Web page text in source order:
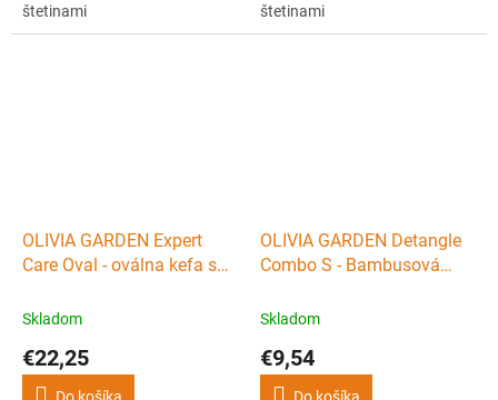
štetinami
štetinami
OLIVIA GARDEN Expert
Care Oval - oválna kefa s
štetinami - PINK
Skladom
€22,25
Do košíka
OLIVIA GARDEN Detangle
Combo S - Bambusová
65 x 220mm
Skladom
€9,54
Do košíka